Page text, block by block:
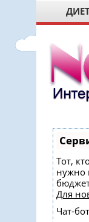
Тот,
нужно
Для
Чат-